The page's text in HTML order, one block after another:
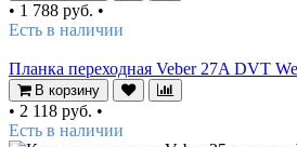
• 1 788 руб. •
Есть в наличии
Планка переходная Veber 27A DVT
В корзину
• 2 118 руб. •
Есть в наличии